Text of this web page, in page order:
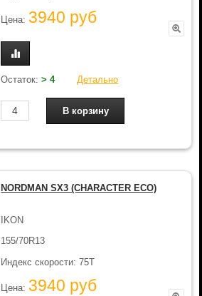
Цена: 3940 руб
Остаток:> 4 Детально
NORDMAN SX3 (CHARACTER ECO)
IKON
155/70R13
Индекс скорости: 75T
Цена: 3940 руб